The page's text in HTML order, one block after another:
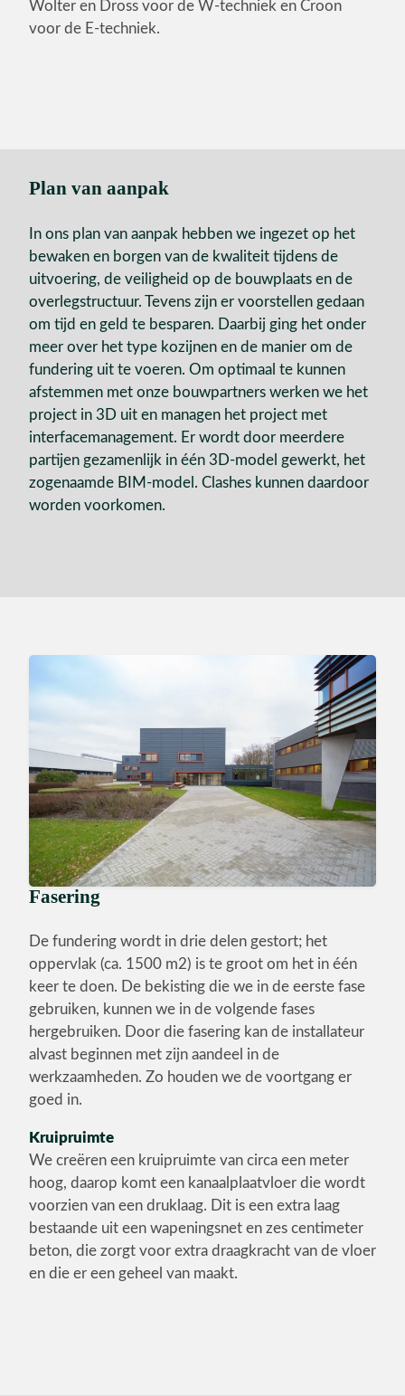
Wolter en Dross voor de W-techniek en Croon
voor de E-techniek.
Plan van aanpak
In ons plan van aanpak hebben we ingezet op het
bewaken en borgen van de kwaliteit tijdens de
uitvoering, de veiligheid op de bouwplaats en de
overlegstructuur. Tevens zijn er voorstellen gedaan
om tijd en geld te besparen. Daarbij ging het onder
meer over het type kozijnen en de manier om de
fundering uit te voeren. Om optimaal te kunnen
afstemmen met onze bouwpartners werken we het
project in 3D uit en managen het project met
interfacemanagement. Er wordt door meerdere
partijen gezamenlijk in één 3D-model gewerkt, het
zogenaamde BIM-model. Clashes kunnen daardoor
worden voorkomen.
Fasering
De fundering wordt in drie delen gestort; het
oppervlak (ca. 1500 m2) is te groot om het in één
keer te doen. De bekisting die we in de eerste fase
gebruiken, kunnen we in de volgende fases
hergebruiken. Door die fasering kan de installateur
alvast beginnen met zijn aandeel in de
werkzaamheden. Zo houden we de voortgang er
goed in.
Kruipruimte
We creëren een kruipruimte van circa een meter
hoog, daarop komt een kanaalplaatvloer die wordt
voorzien van een druklaag. Dit is een extra laag
bestaande uit een wapeningsnet en zes centimeter
beton, die zorgt voor extra draagkracht van de vloer
en die er een geheel van maakt.